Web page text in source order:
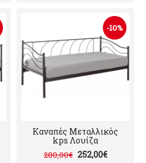
-10%
Καναπές Μεταλλικός
kps Λουίζα
280,00€ 252,00€